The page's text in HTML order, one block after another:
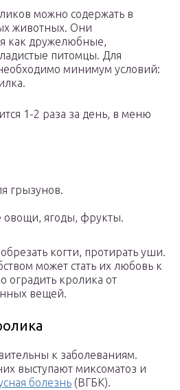
можно содержать в
животных. Они
как дружелюбные,
питомцы. Для
минимум условий:
1-2 раза за день, в меню
грызунов.
ягоды, фрукты.
когти, протирать уши.
может стать их любовь к
оградить кролика от
вещей.
к заболеваниям.
выступают миксоматоз и
болезнь (ВГБК).